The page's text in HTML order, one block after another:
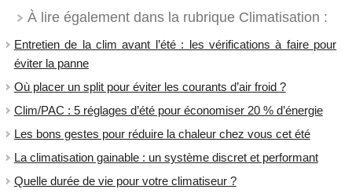
À lire également dans la rubrique Climatisation :
Entretien de la clim avant l’été : les vérifications à faire pour
éviter la panne
Où placer un split pour éviter les courants d’air froid ?
Clim/PAC : 5 réglages d’été pour économiser 20 % d’énergie
Les bons gestes pour réduire la chaleur chez vous cet été
La climatisation gainable : un système discret et performant
Quelle durée de vie pour votre climatiseur ?